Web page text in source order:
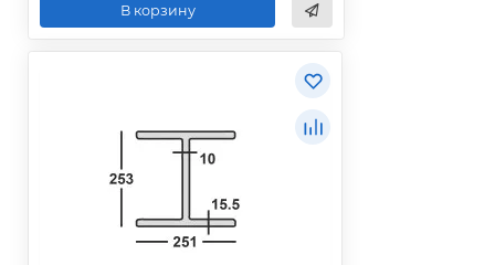
В корзину